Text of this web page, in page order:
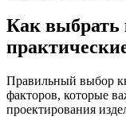
Как выбрать
Правильный выбор
факторов, которые
проектирования